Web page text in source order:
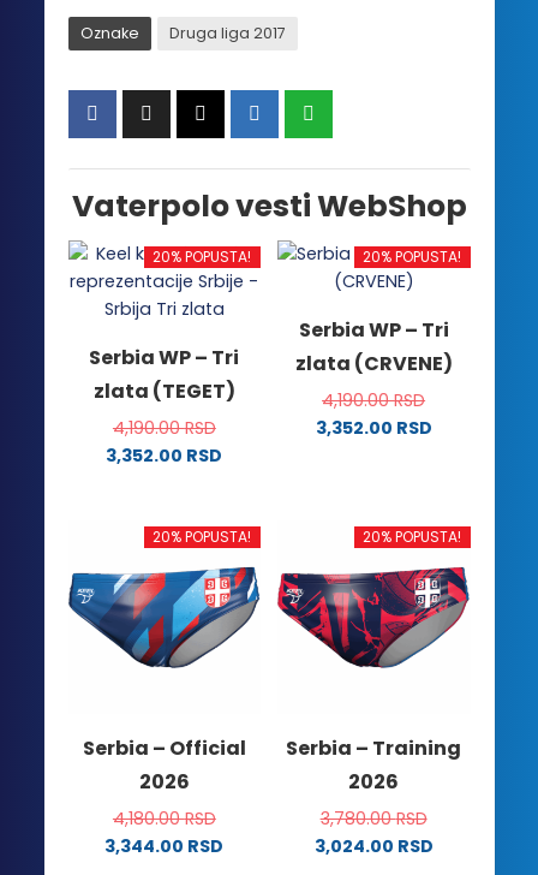
Oznake Druga liga 2017
Vaterpolo vesti WebShop
20% POPUSTA!
Serbia WP – Tri
zlata (TEGET)
4,190.00RSD
3,352.00 RSD
ima
varijanti.
Opcije
mogu
biti
stranici
proizvoda.
20% POPUSTA!
Serbia WP – Tri
zlata (CRVENE)
4,190.00RSD
3,352.00 RSD
više
varijanti.
Opcije
mogu
biti
izabrane
proizvoda.
20% POPUSTA!
Serbia – Official
2026
4,180.00RSD
3,344.00 RSD
20% POPUSTA!
Serbia – Training
2026
3,780.00RSD
3,024.00 RSD